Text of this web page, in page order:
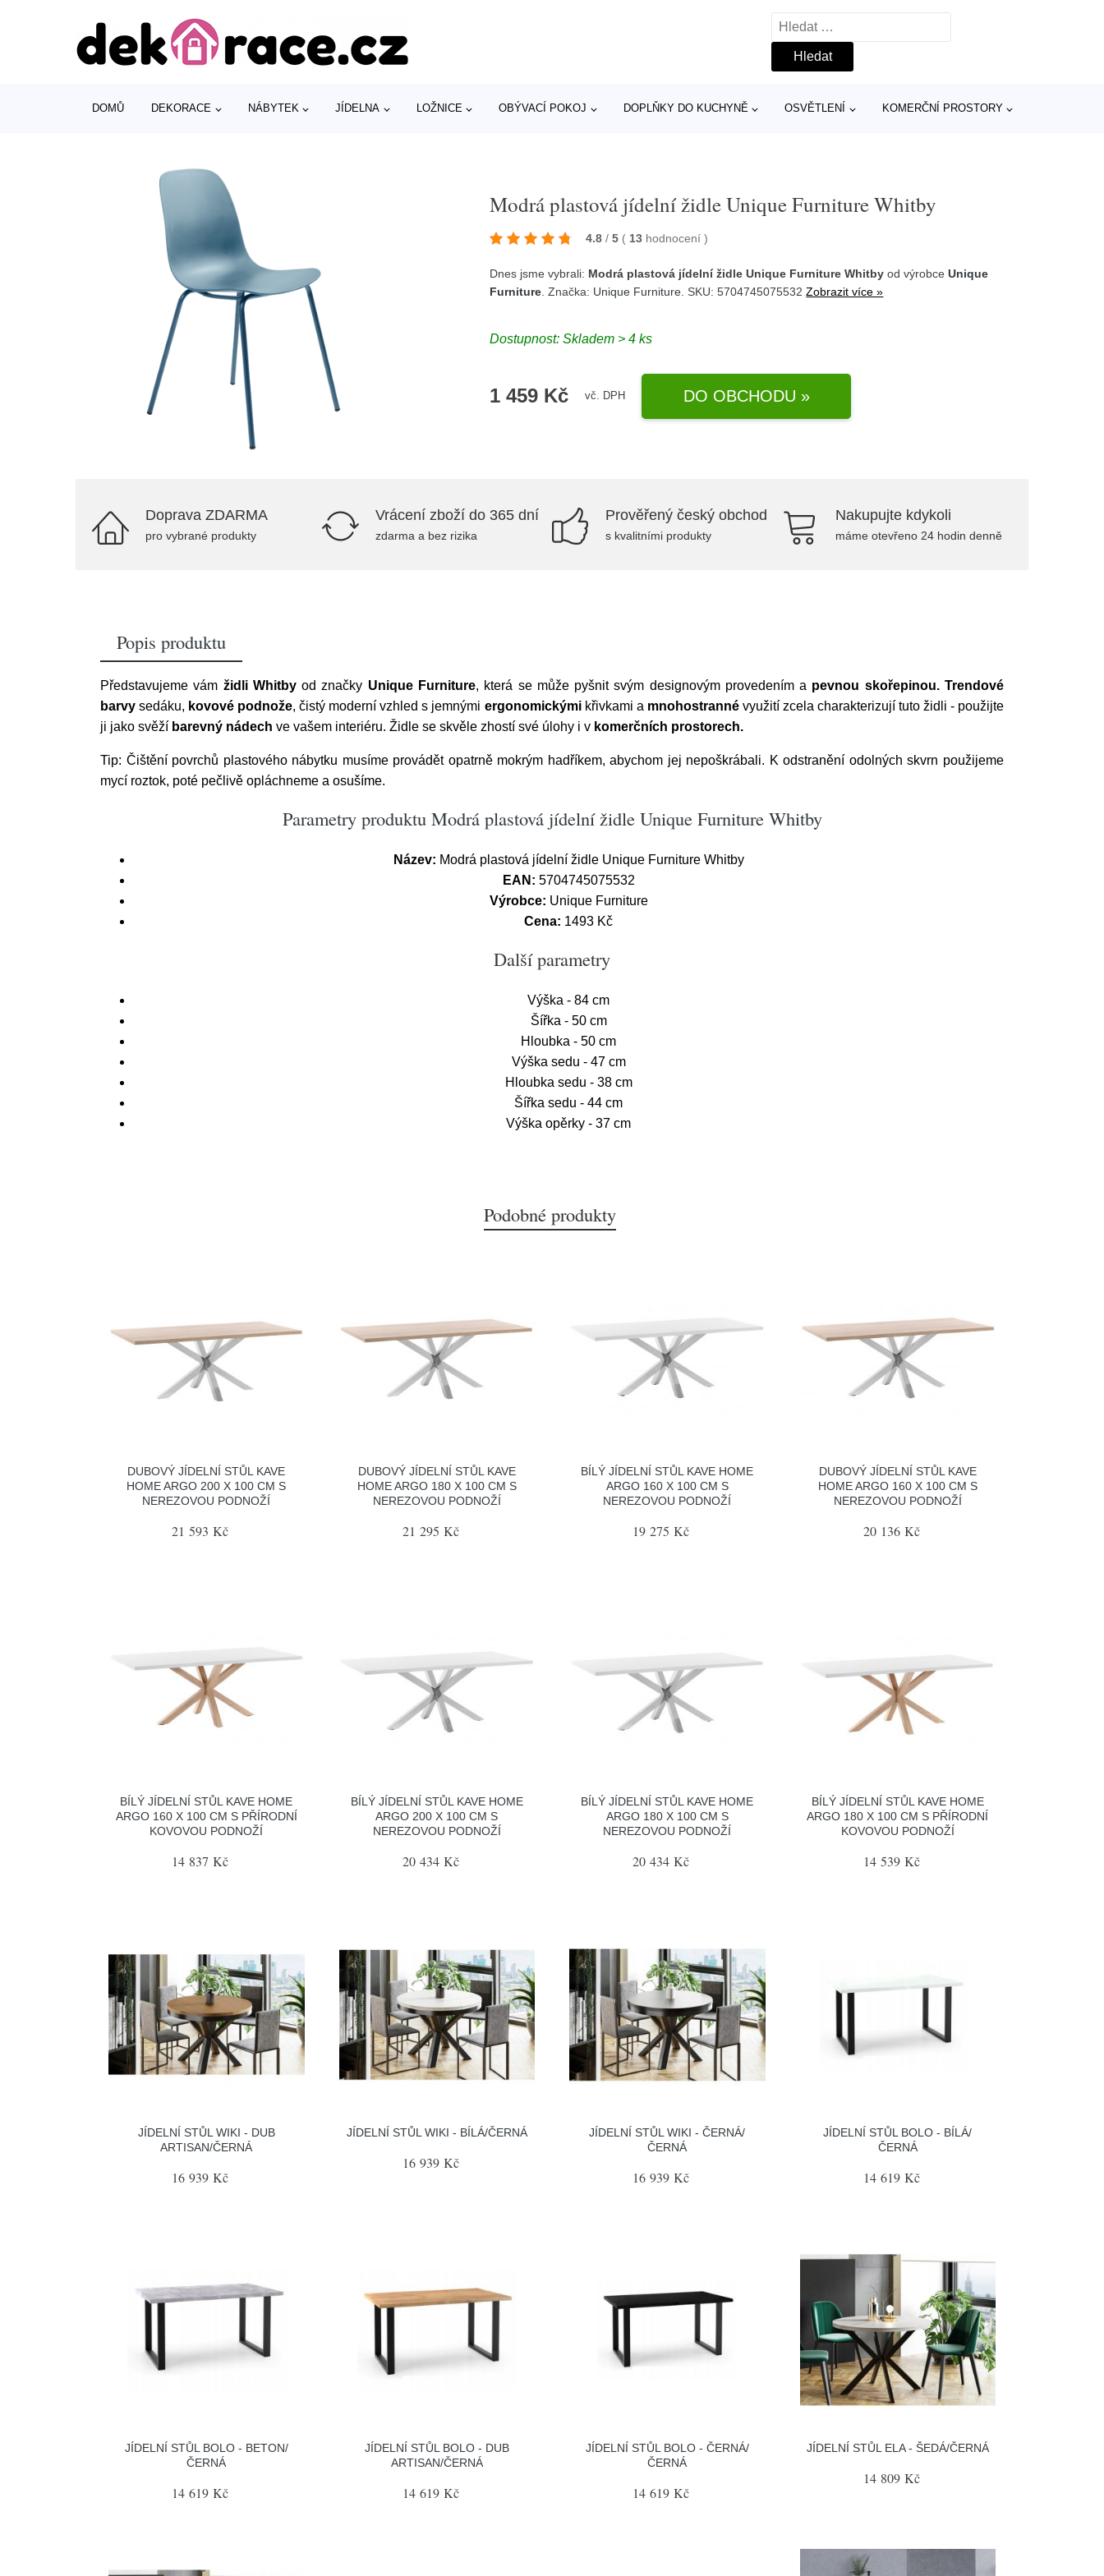
Vyhledávání
DOMŮ DEKORACE NÁBYTEK JÍDELNA LOŽNICE OBÝVACÍ POKOJ DOPLŇKY DO KUCHYNĚ OSVĚTLENÍ KOMERČNÍ PROSTORY
Modrá plastová jídelní židle Unique Furniture Whitby
4.8 / 5 ( 13 hodnocení)
Dnes jsme vybrali: Modrá plastová jídelní židle Unique Furniture Whitby od výrobceUnique
Furniture . Značka: Unique Furniture . SKU: 5704745075532Zobrazit více »
Dostupnost: Skladem > 4 ks
1 459 Kč vč. DPH DO OBCHODU »
Doprava ZDARMA
pro vybrané produkty
Vrácení zboží do 365 dní
zdarma a bez rizika
Prověřený český obchod
s kvalitními produkty
Nakupujte kdykoli
máme otevřeno 24 hodin denně
Popis produktu
Představujeme vám židli Whitbyod značky Unique Furniture, která se může pyšnit svým designovým provedením a pevnou skořepinou. Trendové
barvy sedáku, kovové podnože, čistý moderní vzhled s jemnými ergonomickýmikřivkami a mnohostrannévyužití zcela charakterizují tuto židli - použijte
ji jako svěží barevný nádech ve vašem interiéru. Židle se skvěle zhostí své úlohy i v komerčních prostorech.
Tip: Čištění povrchů plastového nábytku musíme provádět opatrně mokrým hadříkem, abychom jej nepoškrábali. K odstranění odolných skvrn použijeme
mycí roztok, poté pečlivě opláchneme a osušíme.
Parametry produktu Modrá plastová jídelní židle Unique Furniture Whitby
Název: Modrá plastová jídelní židle Unique Furniture Whitby
EAN: 5704745075532
Výrobce: Unique Furniture
Cena: 1493 Kč
Další parametry
Výška - 84 cm
Šířka - 50 cm
Hloubka - 50 cm
Výška sedu - 47 cm
Hloubka sedu - 38 cm
Šířka sedu - 44 cm
Výška opěrky - 37 cm
Podobné produkty
DUBOVÝ JÍDELNÍ STŮL KAVE
HOME ARGO 200 X 100 CM S
NEREZOVOU PODNOŽÍ
21 593 Kč
DUBOVÝ JÍDELNÍ STŮL KAVE
HOME ARGO 180 X 100 CM S
NEREZOVOU PODNOŽÍ
21 295 Kč
BÍLÝ JÍDELNÍ STŮL KAVE HOME
ARGO 160 X 100 CM S
NEREZOVOU PODNOŽÍ
19 275 Kč
DUBOVÝ JÍDELNÍ STŮL KAVE
HOME ARGO 160 X 100 CM S
NEREZOVOU PODNOŽÍ
20 136 Kč
BÍLÝ JÍDELNÍ STŮL KAVE HOME
ARGO 160 X 100 CM S PŘÍRODNÍ
KOVOVOU PODNOŽÍ
14 837 Kč
BÍLÝ JÍDELNÍ STŮL KAVE HOME
ARGO 200 X 100 CM S
NEREZOVOU PODNOŽÍ
20 434 Kč
BÍLÝ JÍDELNÍ STŮL KAVE HOME
ARGO 180 X 100 CM S
NEREZOVOU PODNOŽÍ
20 434 Kč
BÍLÝ JÍDELNÍ STŮL KAVE HOME
ARGO 180 X 100 CM S PŘÍRODNÍ
KOVOVOU PODNOŽÍ
14 539 Kč
JÍDELNÍ STŮL WIKI - DUB
ARTISAN/ČERNÁ
16 939 Kč
JÍDELNÍ STŮL WIKI - BÍLÁ/ČERNÁ
16 939 Kč
JÍDELNÍ STŮL WIKI - ČERNÁ/
ČERNÁ
16 939 Kč
JÍDELNÍ STŮL BOLO - BÍLÁ/
ČERNÁ
14 619 Kč
JÍDELNÍ STŮL BOLO - BETON/
ČERNÁ
14 619 Kč
JÍDELNÍ STŮL BOLO - DUB
ARTISAN/ČERNÁ
14 619 Kč
JÍDELNÍ STŮL BOLO - ČERNÁ/
ČERNÁ
14 619 Kč
JÍDELNÍ STŮL ELA - ŠEDÁ/ČERNÁ
14 809 Kč